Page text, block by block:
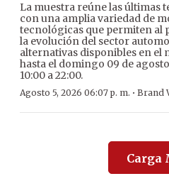
La muestra reúne las últimas
con una amplia variedad de
tecnológicas que permiten al
la evolución del sector
alternativas disponibles en el
hasta el domingo 09 de
10:00 a 22:00.
Agosto 5, 2026 06:07 p. m. · Brand
Carga